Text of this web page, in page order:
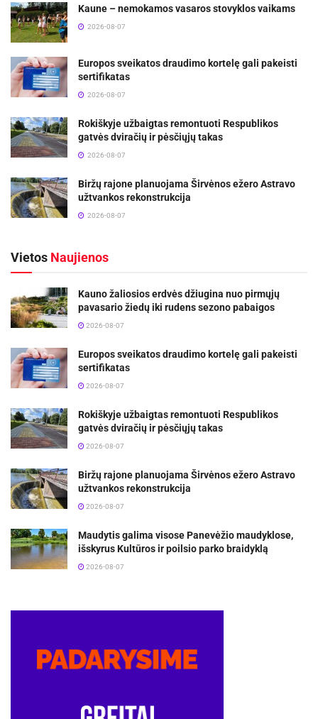
Kaune – nemokamos vasaros stovyklos vaikams
2026-08-07
Europos sveikatos draudimo kortelę gali pakeisti
sertifikatas
2026-08-07
Rokiškyje užbaigtas remontuoti Respublikos
gatvės dviračių ir pėsčiųjų takas
2026-08-07
Biržų rajone planuojama Širvėnos ežero Astravo
užtvankos rekonstrukcija
2026-08-07
Vietos Naujienos
Kauno žaliosios erdvės džiugina nuo pirmųjų
pavasario žiedų iki rudens sezono pabaigos
2026-08-07
Europos sveikatos draudimo kortelę gali pakeisti
sertifikatas
2026-08-07
Rokiškyje užbaigtas remontuoti Respublikos
gatvės dviračių ir pėsčiųjų takas
2026-08-07
Biržų rajone planuojama Širvėnos ežero Astravo
užtvankos rekonstrukcija
2026-08-07
Maudytis galima visose Panevėžio maudyklose,
išskyrus Kultūros ir poilsio parko braidyklą
2026-08-07